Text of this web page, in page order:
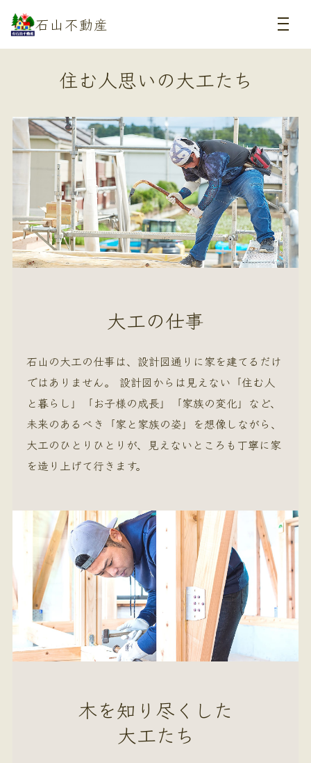
石山不動産
住む人思いの大工たち
大工の仕事
石山の大工の仕事は、設計図通りに家を建てるだけ
ではありません。 設計図からは見えない「住む人
と暮らし」「お子様の成長」「家族の変化」など、
未来のあるべき「家と家族の姿」を想像しながら、
大工のひとりひとりが、見えないところも丁寧に家
を造り上げて行きます。
木を知り尽くした
大工たち